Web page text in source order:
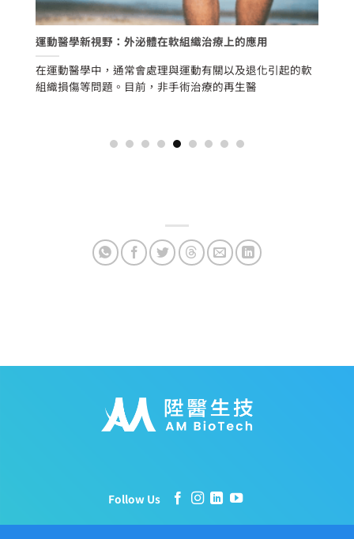
運動醫學新視野：外泌體在軟組織治療上的應用
在運動醫學中，通常會處理與運動有關以及退化引起的軟
組織損傷等問題。目前，非手術治療的再生醫
Follow Us